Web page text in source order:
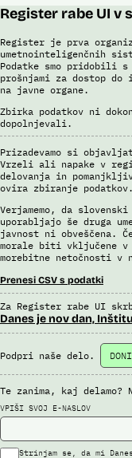
Odgovor na zahtevo za
Register rabe UI v
Register je prva
umetnointeligenčnih
Podatke smo pridobili
prošnjami za dostop
na javne organe.
Zbirka podatkov ni
dopolnjevali.
Prizadevamo si
Vrzeli ali napake v
delovanja in
ovira zbiranje podatkov.
Verjamemo, da
uporabljajo še druga
javnost ni obveščena.
morale biti vključene
morebitne netočnosti v
Prenesi CSV s podatki
Za Register rabe UI
Danes je nov dan,
Podpri naše delo.
Te zanima, kaj delamo?
VPIŠI SVOJ E-NASLOV
Strinjam se, da mi